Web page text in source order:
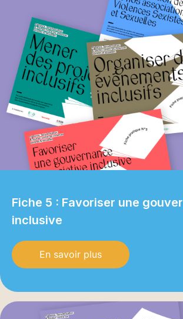
Fiche 5 : Favoriser une
inclusive
En savoir plus